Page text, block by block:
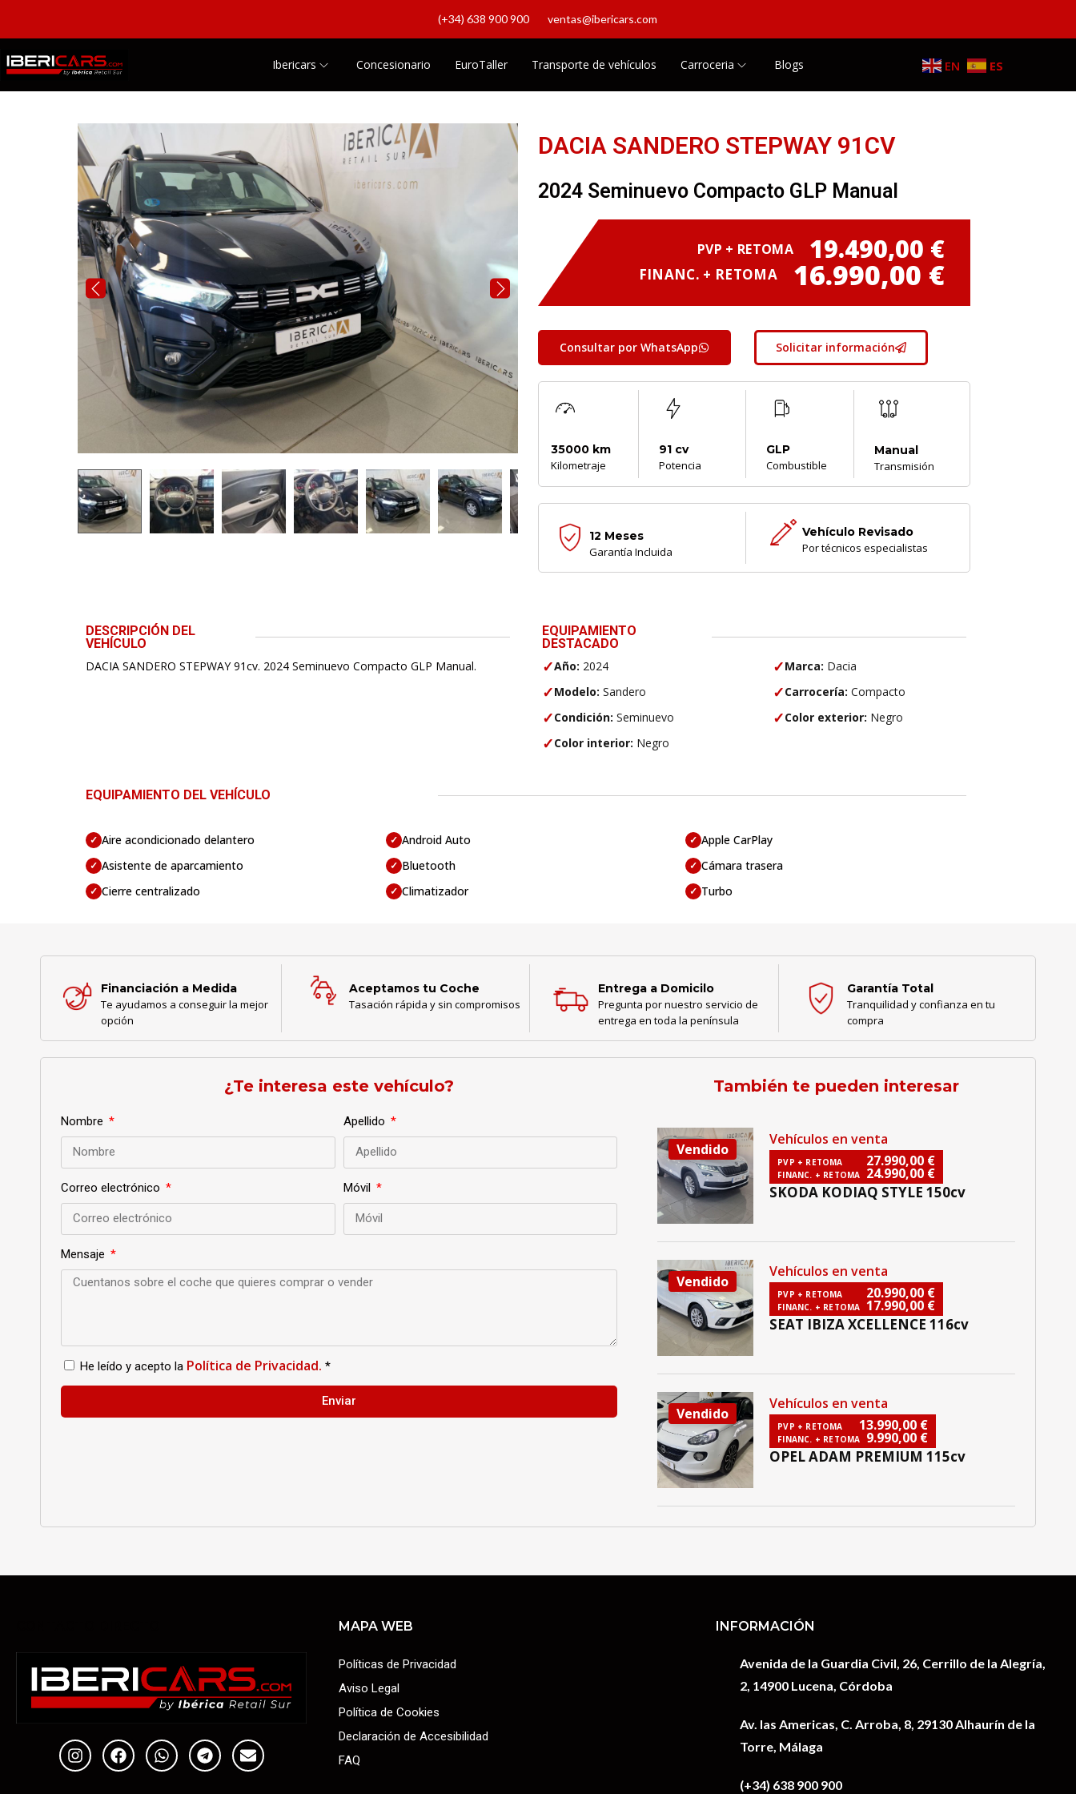
(+34) 638 900 900 ventas@ibericars.com
Ibericars Concesionario EuroTaller Transporte de vehículos Carroceria Blogs EN ES
DACIA SANDERO STEPWAY 91CV
2024 Seminuevo Compacto GLP Manual
PVP + RETOMA 19.490,00 €
FINANC. + RETOMA 16.990,00 €
Consultar por WhatsApp Solicitar información
35000 km
Kilometraje
91 cv
Potencia
GLP
Combustible
Manual
Transmisión
12 Meses
Garantía Incluida
Vehículo Revisado
Por técnicos especialistas
DESCRIPCIÓN DEL
VEHÍCULO
DACIA SANDERO STEPWAY 91cv. 2024 Seminuevo Compacto GLP Manual.
EQUIPAMIENTO
DESTACADO
✓Año: 2024 ✓Marca: Dacia
✓Modelo: Sandero ✓Carrocería: Compacto
✓Condición: Seminuevo ✓Color exterior: Negro
✓Color interior: Negro
EQUIPAMIENTO DEL VEHÍCULO
✓ Aire acondicionado delantero ✓ Android Auto ✓ Apple CarPlay
✓ Asistente de aparcamiento ✓ Bluetooth ✓ Cámara trasera
✓ Cierre centralizado ✓ Climatizador ✓ Turbo
Financiación a Medida
Te ayudamos a conseguir la mejor
opción
Aceptamos tu Coche
Tasación rápida y sin compromisos
Entrega a Domicilo
Pregunta por nuestro servicio de
entrega en toda la península
Garantía Total
Tranquilidad y confianza en tu
compra
¿Te interesa este vehículo?
Nombre Apellido
Correo electrónico Móvil
Mensaje
He leído y acepto la Política de Privacidad. *
Enviar
También te pueden interesar
Vendido
Vehículos en venta
SKODA KODIAQ STYLE 150cv
PVP + RETOMA 27.990,00 €
FINANC. + RETOMA 24.990,00 €
Vendido
Vehículos en venta
SEAT IBIZA XCELLENCE 116cv
PVP + RETOMA 20.990,00 €
FINANC. + RETOMA 17.990,00 €
Vendido
Vehículos en venta
OPEL ADAM PREMIUM 115cv
PVP + RETOMA 13.990,00 €
FINANC. + RETOMA 9.990,00 €
MAPA WEB
Políticas de Privacidad
Aviso Legal
Política de Cookies
Declaración de Accesibilidad
FAQ
INFORMACIÓN
Avenida de la Guardia Civil, 26, Cerrillo de la Alegría,
2, 14900 Lucena, Córdoba
Av. las Americas, C. Arroba, 8, 29130 Alhaurín de la
Torre, Málaga
(+34) 638 900 900